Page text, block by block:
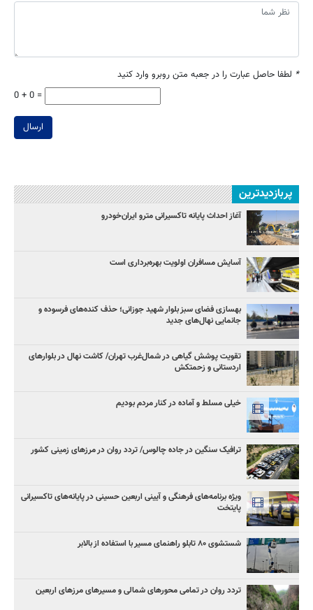
* لطفا حاصل عبارت را در جعبه متن روبرو وارد کنید
0 + 0 =
ارسال
پربازدیدترین
آغاز احداث پایانه تاکسیرانی مترو ایران‌خودرو
آسایش مسافران اولویت بهره‌برداری است
بهسازی فضای سبز بلوار شهید جوزانی؛ حذف کنده‌های فرسوده و
جانمایی نهال‌های جدید
تقویت پوشش گیاهی در شمال‌غرب تهران/ کاشت نهال در بلوارهای
اردستانی و زحمتکش
خیلی مسلط و آماده در کنار مردم بودیم
ترافیک سنگین در جاده چالوس/ تردد روان در مرزهای زمینی کشور
ویژه برنامه‌های فرهنگی و آیینی اربعین حسینی در پایانه‌های تاکسیرانی
پایتخت
شستشوی ۸۰ تابلو راهنمای مسیر با استفاده از بالابر
تردد روان در تمامی محورهای شمالی و مسیرهای مرزهای اربعین